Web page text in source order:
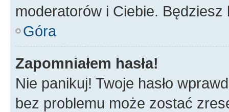
moderatorów i Ciebie.
Góra
Zapomniałem hasła!
Nie panikuj! Twoje hasło
bez problemu może zostać